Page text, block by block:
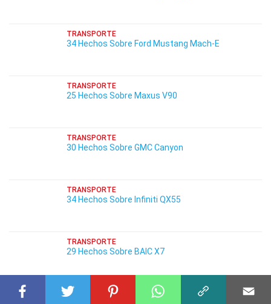
TRANSPORTE
34 Hechos Sobre Ford Mustang Mach-E
TRANSPORTE
25 Hechos Sobre Maxus V90
TRANSPORTE
30 Hechos Sobre GMC Canyon
TRANSPORTE
34 Hechos Sobre Infiniti QX55
TRANSPORTE
29 Hechos Sobre BAIC X7